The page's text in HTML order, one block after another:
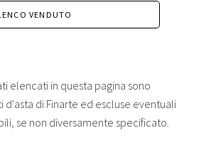
VENDUTO
elencati in questa pagina sono
d'asta di Finarte ed escluse eventuali
se non diversamente specificato.